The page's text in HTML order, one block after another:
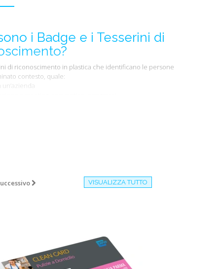
i Badge e i Tesserini di
di riconoscimento in plastica che identificano le persone
contesto, quale:
un’azienda
corsi
aziendali
produttori, non semplici
VISUALIZZA TUTTO